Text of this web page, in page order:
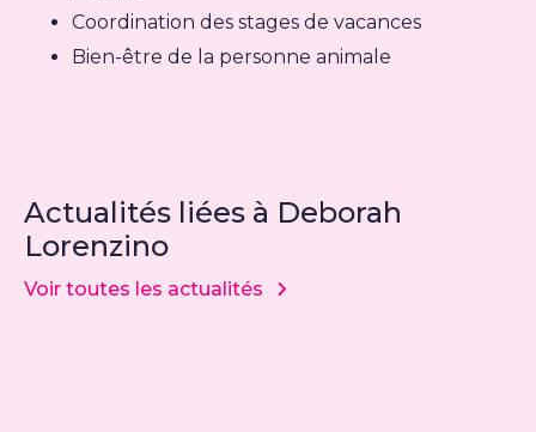
Coordination des stages de vacances
Bien-être de la personne animale
Actualités liées à Deborah
Lorenzino
Voir toutes les actualités